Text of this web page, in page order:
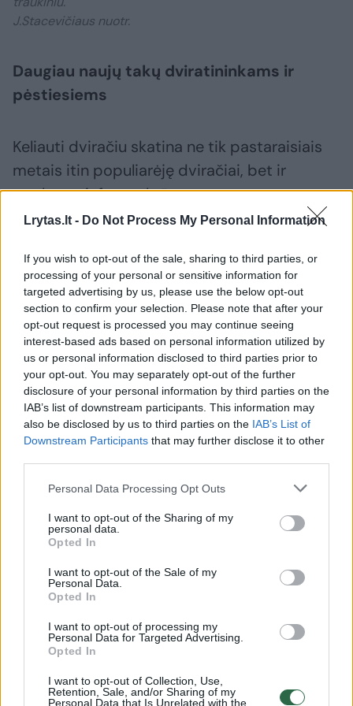
Lrytas.lt - Do Not Process My Personal Information
If you wish to opt-out of the sale, sharing to third parties, or
processing of your personal or sensitive information for
targeted advertising by us, please use the below opt-out
section to confirm your selection. Please note that after your
opt-out request is processed you may continue seeing
interest-based ads based on personal information utilized by
us or personal information disclosed to third parties prior to
your opt-out. You may separately opt-out of the further
disclosure of your personal information by third parties on the
IAB’s list of downstream participants. This information may
also be disclosed by us to third parties on the IAB’s List of
Downstream Participants that may further disclose it to other
Personal Data Processing Opt Outs
I want to opt-out of the Sharing of my
personal data.
Opted In
I want to opt-out of the Sale of my
Personal Data.
Opted In
I want to opt-out of processing my
Personal Data for Targeted Advertising.
Opted In
I want to opt-out of Collection, Use,
Retention, Sale, and/or Sharing of my
Personal Data that Is Unrelated with the
J.Stacevičiaus nuotr.
Daugiau naujų takų dviratininkams ir
pėstiesiems
Keliauti dviračiu skatina ne tik pastaraisiais
metais itin populiarėję dviračiai, bet ir
tvarkoma infrastruktūra.
dviračių, kuriais važiuojama kasdien – į
parduotuvę, darbą ir panašiai. Tam reikalinga
ir infrastruktūra – ne didesniam greičiui, o
elementariam saugumui ir patogumui.
Pavyzdžiui, Naujamiestyje Vilniuje
susiaurintos gatvės, nepaisant vairuotojų
kritikos, tapo saugesnės ir patogesnės
dviratininkams“, – pabrėžia tvarumo
ekspertas.
Pasirinkusius atostogauti su dviračiu pajūryje
taip pat turėtų džiuginti per pastaruosius
metus įrengti nauji ir atnaujinti dviračių bei
Panaudojant Europos regioninės plėtros
fondo (ERPF) investicijas, Palangoje nutiestas